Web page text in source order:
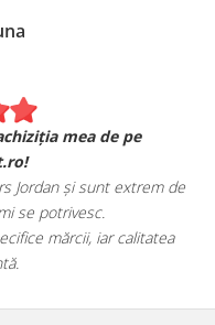
Experiența mea cu
Am comandat un trening Nike,
de originalitatea
Livrarea a fost rapidă,